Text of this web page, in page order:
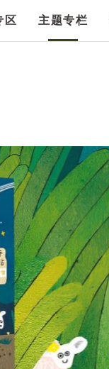
区 主题专栏